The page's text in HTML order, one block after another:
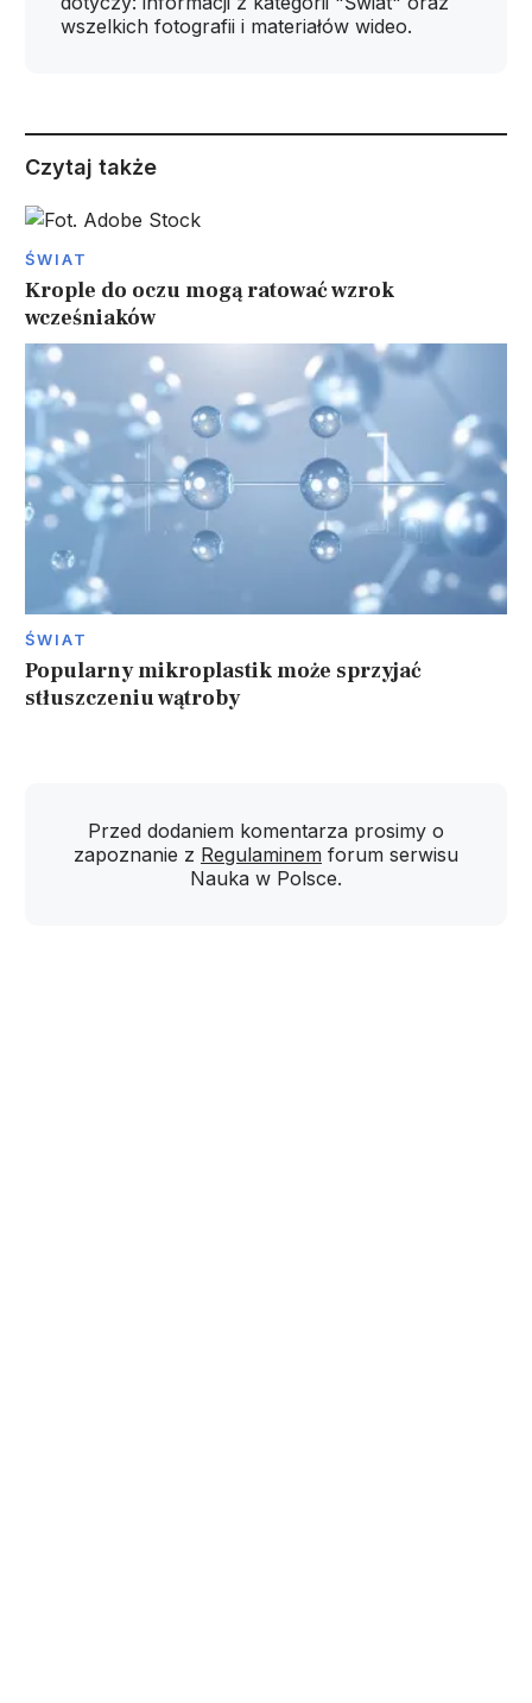
wszelkich fotografii i materiałów wideo.
Czytaj także
ŚWIAT
Krople do oczu mogą ratować wzrok
wcześniaków
ŚWIAT
Popularny mikroplastik może sprzyjać
stłuszczeniu wątroby
Przed dodaniem komentarza prosimy o
zapoznanie z Regulaminem forum serwisu
Nauka w Polsce.